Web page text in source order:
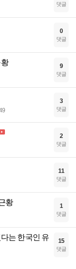
댓글
0
댓글
9
댓글
3
댓글
2
댓글
11
댓글
황 1
댓글
는 한국인 유
15
댓글